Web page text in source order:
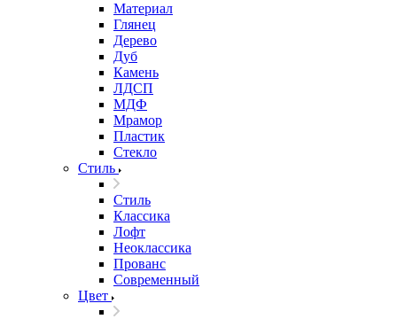
Материал
Глянец
Дерево
Дуб
Камень
ЛДСП
МДФ
Мрамор
Пластик
Стекло
Стиль
Стиль
Классика
Лофт
Неоклассика
Прованс
Современный
Цвет